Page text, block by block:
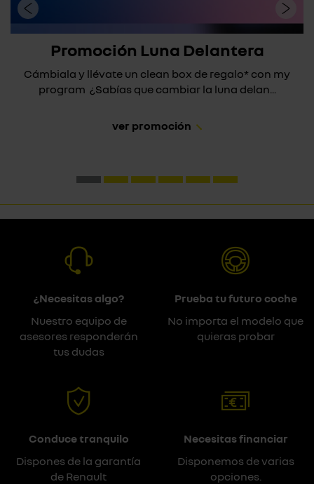
Promoción Luna Delantera
Cámbiala y llévate un clean box de regalo* con my
program ¿Sabías que cambiar la luna delan...
ver promoción
¿Necesitas algo?
Nuestro equipo de
asesores responderán
tus dudas
Prueba tu futuro coche
No importa el modelo que
quieras probar
Conduce tranquilo
Dispones de la garantía
de Renault
Necesitas financiar
Disponemos de varias
opciones.